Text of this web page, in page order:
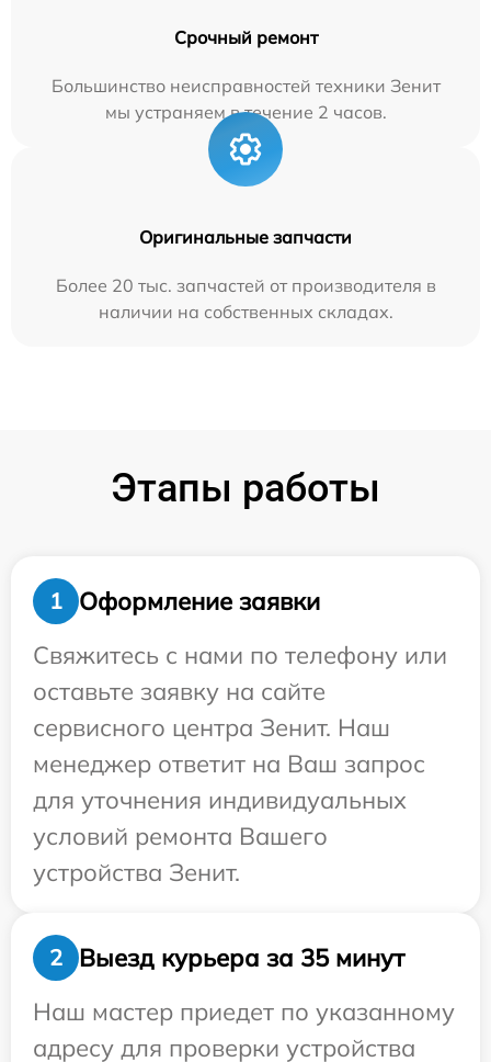
Срочный ремонт
Большинство неисправностей техники Зенит
мы устраняем в течение 2 часов.
Оригинальные запчасти
Более 20 тыс. запчастей от производителя в
наличии на собственных складах.
Этапы работы
1
Оформление заявки
Свяжитесь с нами по телефону или
оставьте заявку на сайте
сервисного центра Зенит. Наш
менеджер ответит на Ваш запрос
для уточнения индивидуальных
условий ремонта Вашего
устройства Зенит.
2
Выезд курьера за 35 минут
Наш мастер приедет по указанному
адресу для проверки устройства